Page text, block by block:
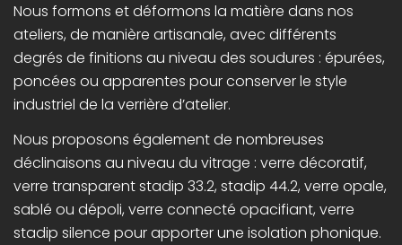
Nous formons et déformons la matière dans nos
ateliers, de manière artisanale, avec différents
degrés de finitions au niveau des soudures : épurées,
poncées ou apparentes pour conserver le style
industriel de la verrière d’atelier.
Nous proposons également de nombreuses
déclinaisons au niveau du vitrage : verre décoratif,
verre transparent stadip 33.2, stadip 44.2, verre opale,
sablé ou dépoli, verre connecté opacifiant, verre
stadip silence pour apporter une isolation phonique.